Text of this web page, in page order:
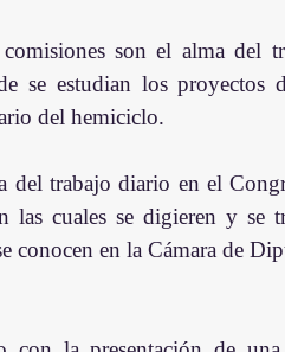
son el alma del
se estudian los proyectos
del hemiciclo.
del trabajo diario en el
las cuales se digieren y se
conocen en la Cámara de